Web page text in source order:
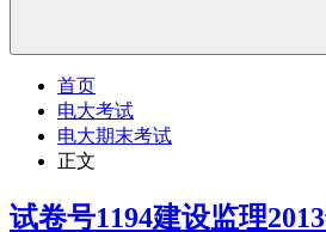
首页
电大考试
电大期末考试
正文
试卷号1194建设监理